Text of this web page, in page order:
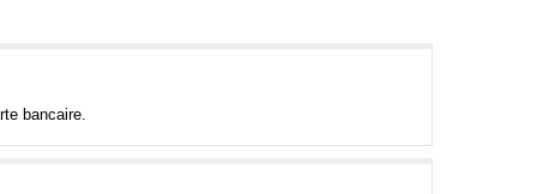
bancaire.